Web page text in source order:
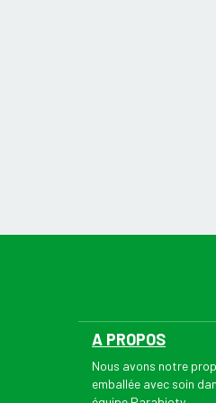
A PROPOS
Nous avons notre
emballée avec soin